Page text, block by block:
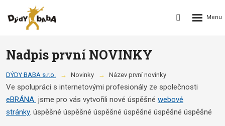
Vyhledávání
Rozbalení
Nadpis první NOVINKY
DÝDY BABA s.r.o. Novinky Název první novinky
Ve spolupráci s internetovými profesionály ze společnosti
eBRÁNA jsme pro vás vytvořili nové úspěšné webové
stránky. úspěšné úspěšné úspěšné úspěšné úspěšné úspěšné